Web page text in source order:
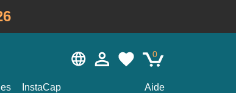
0
InstaCap Aide